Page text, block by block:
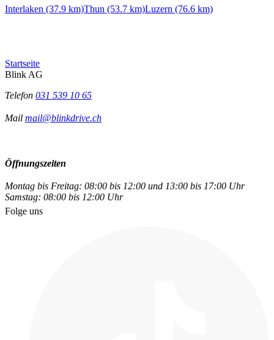
Interlaken (37.9 km)Thun (53.7 km)Luzern (76.6 km)
Startseite
Blink AG
Telefon 031 539 10 65
Mail mail@blinkdrive.ch
Öffnungszeiten
Montag bis Freitag: 08:00 bis 12:00 und 13:00 bis 17:00 Uhr
Samstag: 08:00 bis 12:00 Uhr
Folge uns